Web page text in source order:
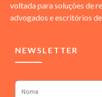
voltada para soluções de
advogados e escritórios
NEWSLETTER